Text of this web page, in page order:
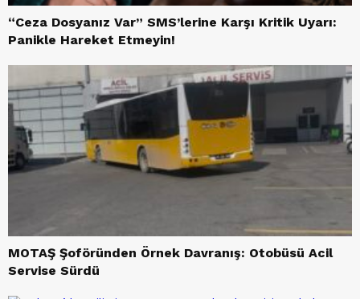
“Ceza Dosyanız Var” SMS’lerine Karşı Kritik Uyarı:
Panikle Hareket Etmeyin!
MOTAŞ Şoföründen Örnek Davranış: Otobüsü Acil
Servise Sürdü